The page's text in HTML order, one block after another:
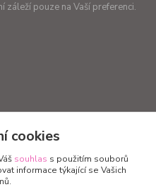
pouze na Vaší preferenci.
cookies
souhlas s použitím souborů
informace týkající se Vašich